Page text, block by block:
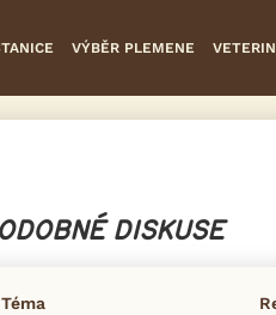
VÝBĚR PLEMENE
DISKUSE
Téma